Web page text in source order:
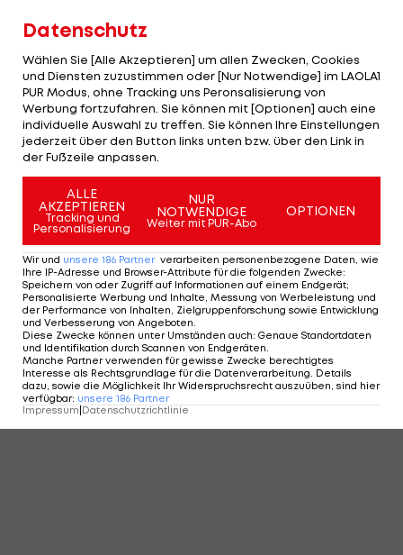
Datenschutz
Wählen Sie [Alle Akzeptieren] um allen Zwecken, Cookies
und Diensten zuzustimmen oder [Nur Notwendige] im LAOLA1
PUR Modus, ohne Tracking uns Peronsalisierung von
Werbung fortzufahren. Sie können mit [Optionen] auch eine
individuelle Auswahl zu treffen. Sie können Ihre Einstellungen
jederzeit über den Button links unten bzw. über den Link in
der Fußzeile anpassen.
ALLE
AKZEPTIEREN
Tracking und
Personalisierung
NUR
NOTWENDIGE
Weiter mit PUR-Abo
OPTIONEN
Wir und unsere 186 Partner verarbeiten personenbezogene Daten, wie
Ihre IP-Adresse und Browser-Attribute für die folgenden Zwecke:
Speichern von oder Zugriff auf Informationen auf einem Endgerät;
Personalisierte Werbung und Inhalte, Messung von Werbeleistung und
der Performance von Inhalten, Zielgruppenforschung sowie Entwicklung
und Verbesserung von Angeboten.
Diese Zwecke können unter Umständen auch: Genaue Standortdaten
und Identifikation durch Scannen von Endgeräten.
Manche Partner verwenden für gewisse Zwecke berechtigtes
Interesse als Rechtsgrundlage für die Datenverarbeitung. Details
dazu, sowie die Möglichkeit Ihr Widerspruchsrecht auszuüben, sind hier
verfügbar: unsere 186 Partner
Impressum Datenschutzrichtlinie